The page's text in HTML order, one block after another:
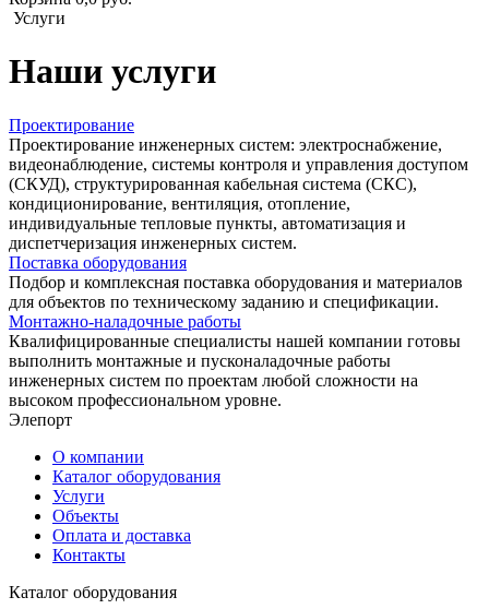
Услуги
Наши услуги
Проектирование
Проектирование инженерных систем: электроснабжение,
видеонаблюдение, системы контроля и управления доступом
(СКУД), структурированная кабельная система (СКС),
кондиционирование, вентиляция, отопление,
индивидуальные тепловые пункты, автоматизация и
диспетчеризация инженерных систем.
Поставка оборудования
Подбор и комплексная поставка оборудования и материалов
для объектов по техническому заданию и спецификации.
Монтажно-наладочные работы
Квалифицированные специалисты нашей компании готовы
выполнить монтажные и пусконаладочные работы
инженерных систем по проектам любой сложности на
высоком профессиональном уровне.
Элепорт
О компании
Каталог оборудования
Услуги
Объекты
Оплата и доставка
Контакты
Каталог оборудования